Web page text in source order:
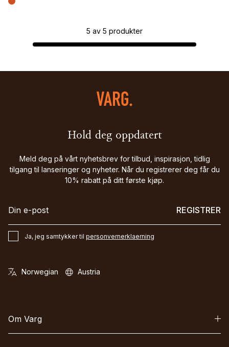
5 av 5 produkter
Hold deg oppdatert
Meld deg på vårt nyhetsbrev for tilbud, inspirasjon, tidlig
tilgang til lanseringer og nyheter. Når du registrerer deg får du
10% rabatt på ditt første kjøp.
REGISTRER
Ja, jeg samtykker til personvernerklaerning
Om Varg